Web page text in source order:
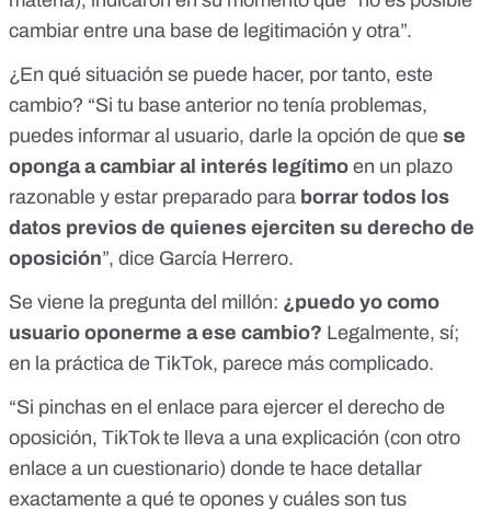
cambiar entre una base de legitimación y otra”.
¿En qué situación se puede hacer, por tanto, este
cambio? “Si tu base anterior no tenía problemas,
puedes informar al usuario, darle la opción de que se
oponga a cambiar al interés legítimo en un plazo
razonable y estar preparado para borrar todos los
datos previos de quienes ejerciten su derecho de
oposición”, dice García Herrero.
Se viene la pregunta del millón: ¿puedo yo como
usuario oponerme a ese cambio? Legalmente, sí;
en la práctica de TikTok, parece más complicado.
“Si pinchas en el enlace para ejercer el derecho de
oposición, TikTok te lleva a una explicación (con otro
enlace a un cuestionario) donde te hace detallar
exactamente a qué te opones y cuáles son tus